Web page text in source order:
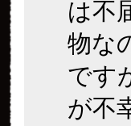
は不
物な
です
が不